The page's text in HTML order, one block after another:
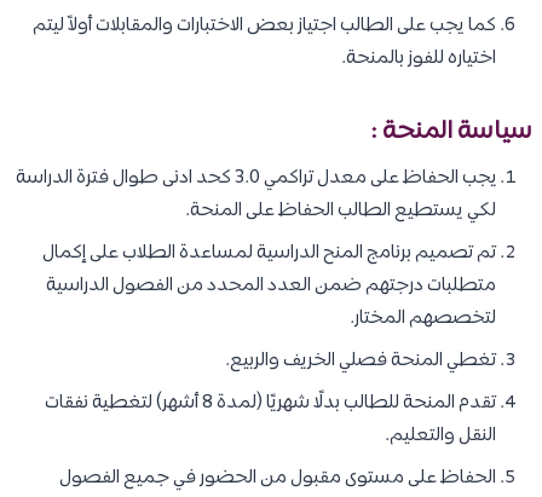
كما يجب على الطالب اجتياز بعض الاختبارات والمقابلات أولاً ليتم
اختياره للفوز بالمنحة.
سياسة المنحة :
يجب الحفاظ على معدل تراكمي 3.0 كحد ادنى طوال فترة الدراسة
لكي يستطيع الطالب الحفاظ على المنحة.
تم تصميم برنامج المنح الدراسية لمساعدة الطلاب على إكمال
متطلبات درجتهم ضمن العدد المحدد من الفصول الدراسية
لتخصصهم المختار.
تغطي المنحة فصلي الخريف والربيع.
تقدم المنحة للطالب بدلًا شهريًا (لمدة 8 أشهر) لتغطية نفقات
النقل والتعليم.
الحفاظ على مستوى مقبول من الحضور في جميع الفصول